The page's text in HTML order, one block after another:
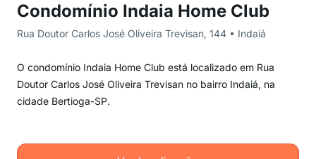
Condomínio Indaia Home Club
Rua Doutor Carlos José Oliveira Trevisan, 144 • Indaiá
O condomínio Indaia Home Club está localizado em Rua
Doutor Carlos José Oliveira Trevisan no bairro Indaiá, na
cidade Bertioga-SP.